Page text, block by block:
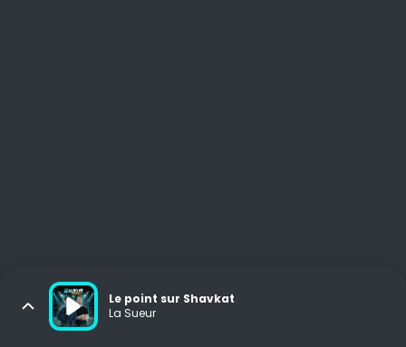
Le point sur Shavkat
La Sueur